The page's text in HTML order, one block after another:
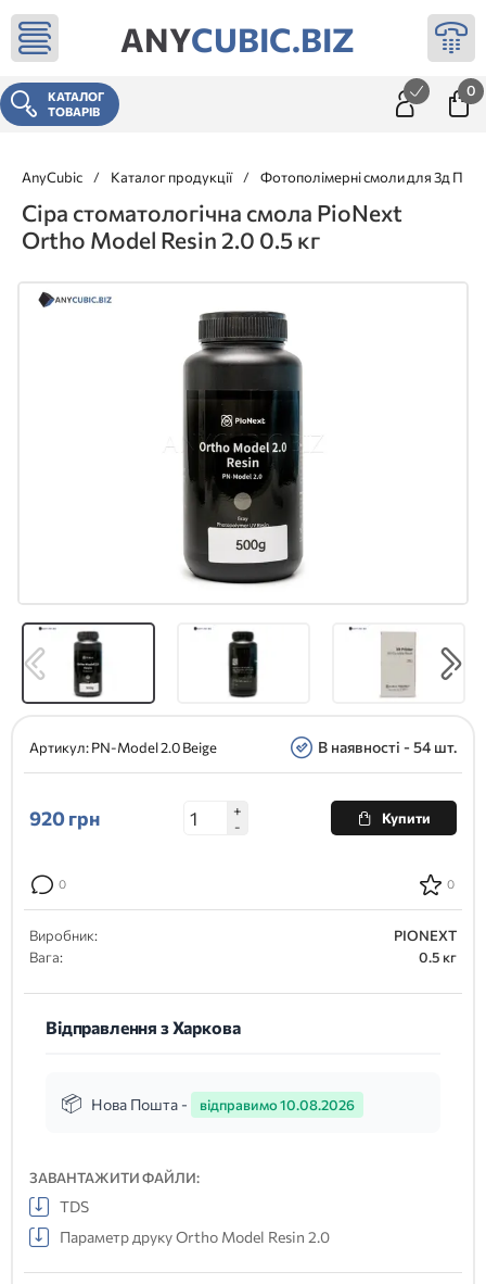
ANYCUBIC.BIZ
КАТАЛОГ
ТОВАРІВ
0
AnyCubic / Каталог продукції / Фотополімерні смоли для 3д
Сіра стоматологічна смола PioNext
Ortho Model Resin 2.0 0.5 кг
Артикул:PN-Model 2.0 Beige В наявності - 54 шт.
920грн
+
-
Купити
0 0
Виробник:
PIONEXT
Вага:
0.5 кг
Відправлення з Харкова
Нова Пошта - відправимо 10.08.2026
ЗАВАНТАЖИТИ ФАЙЛИ:
TDS
Параметр друку Ortho Model Resin 2.0